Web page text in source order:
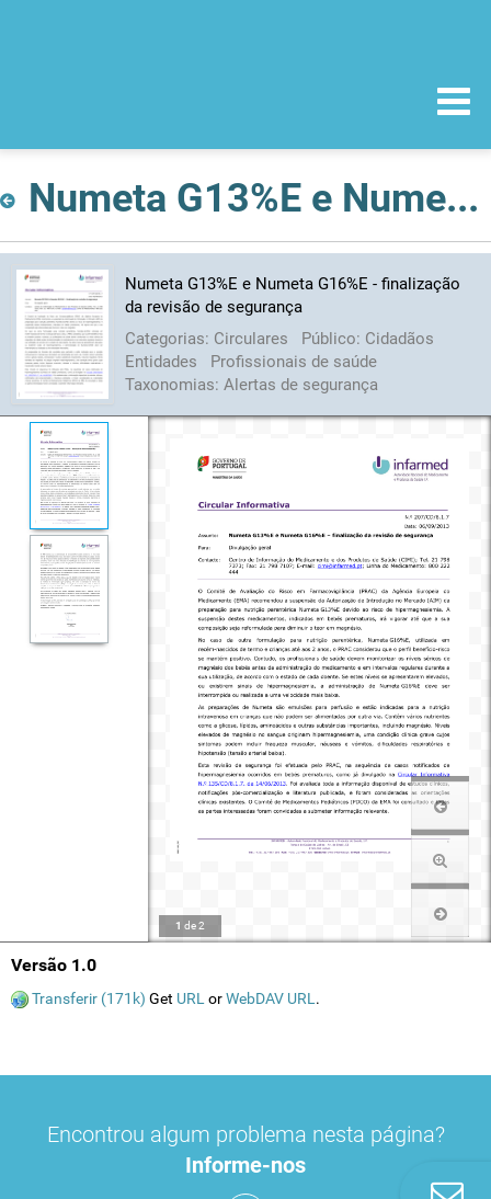
Numeta G13%E e Numeta G16%E - finalização da revisão de segurança
Numeta G13%E e Numeta G16%E - finalização
da revisão de segurança
Categorias: Circulares Público: Cidadãos
Entidades
Profissionais de saúde
Taxonomias: Alertas de segurança
1 de2
Versão 1.0
Transferir (171k) Get URL orWebDAV URL .
Encontrou algum problema nesta página?
Informe-nos